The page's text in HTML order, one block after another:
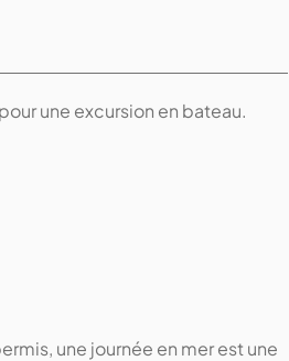
une excursion en bateau.
une journée en mer est une